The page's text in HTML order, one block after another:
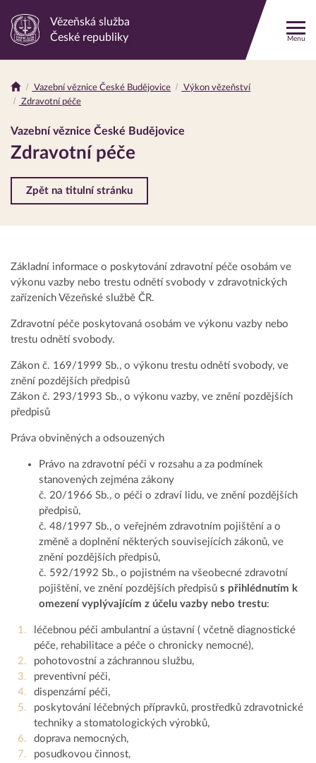
Odkaz
stránku
Vězeňská služba
České republiky
Menu
Drobečková
Vazební věznice České Budějovice
Výkon vězeňství
Zdravotní péče
Vazební věznice České Budějovice
Zdravotní péče
Zpět na titulní stránku
Základní informace o poskytování zdravotní péče osobám ve
výkonu vazby nebo trestu odnětí svobody v zdravotnických
zařízeních Vězeňské službě ČR.
Zdravotní péče poskytovaná osobám ve výkonu vazby nebo
trestu odnětí svobody.
Zákon č. 169/1999 Sb., o výkonu trestu odnětí svobody, ve
znění pozdějších předpisů
Zákon č. 293/1993 Sb., o výkonu vazby, ve znění pozdějších
předpisů
Práva obviněných a odsouzených
Právo na zdravotní péči v rozsahu a za podmínek
stanovených zejména zákony
č. 20/1966 Sb., o péči o zdraví lidu, ve znění pozdějších
předpisů,
č. 48/1997 Sb., o veřejném zdravotním pojištění a o
změně a doplnění některých souvisejících zákonů, ve
znění pozdějších předpisů,
č. 592/1992 Sb., o pojistném na všeobecné zdravotní
pojištění, ve znění pozdějších předpisů s přihlédnutím k
omezení vyplývajícím z účelu vazby nebo trestu:
léčebnou péči ambulantní a ústavní ( včetně diagnostické
péče, rehabilitace a péče o chronicky nemocné),
pohotovostní a záchrannou službu,
preventivní péči,
dispenzární péči,
poskytování léčebných přípravků, prostředků zdravotnické
techniky a stomatologických výrobků,
doprava nemocných,
posudkovou činnost,